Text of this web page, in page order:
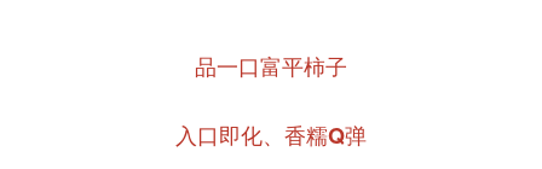
品一口富平柿子
入口即化、香糯Q弹